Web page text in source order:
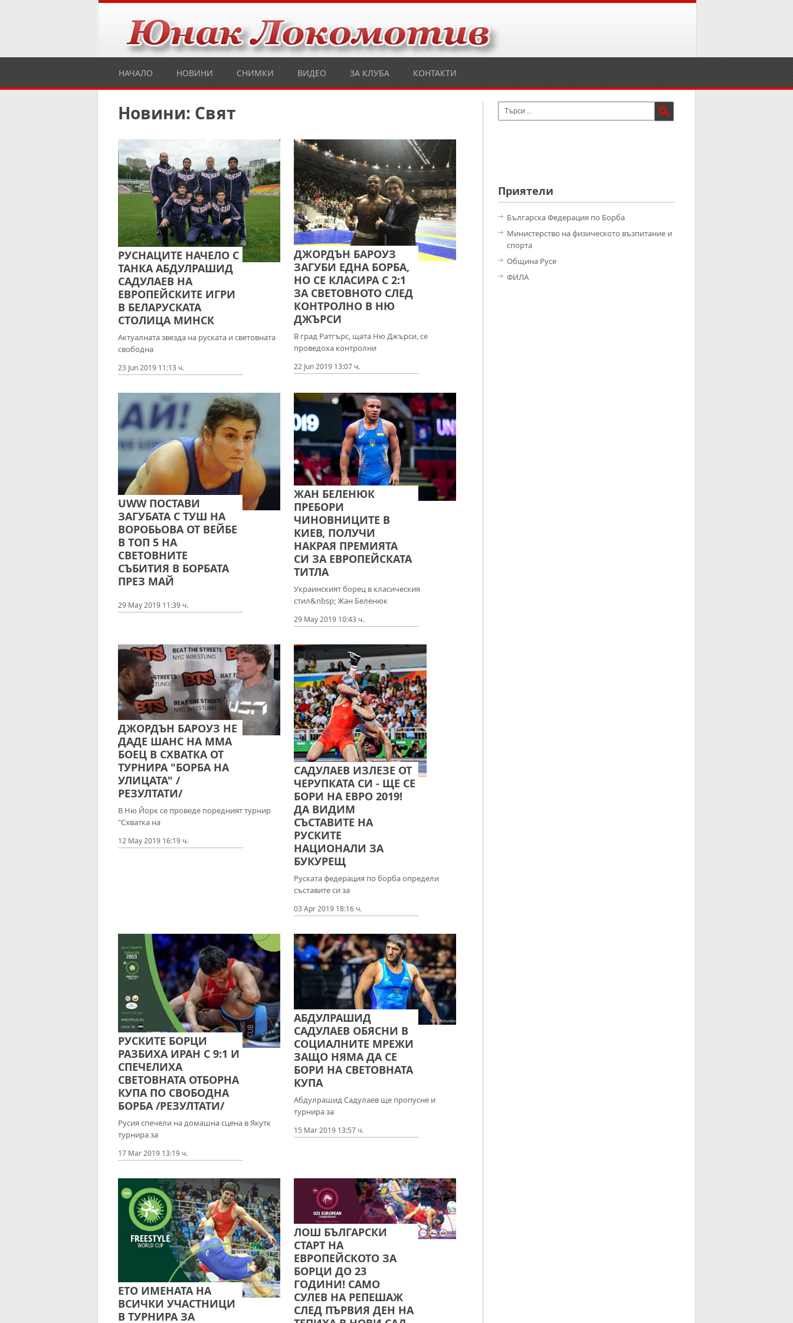
НАЧАЛО НОВИНИ СНИМКИ ВИДЕО ЗА КЛУБА КОНТАКТИ
Новини: Свят
РУСНАЦИТЕ НАЧЕЛО С
ТАНКА АБДУЛРАШИД
САДУЛАЕВ НА
ЕВРОПЕЙСКИТЕ ИГРИ
В БЕЛАРУСКАТА
СТОЛИЦА МИНСК
Актуалната звезда на руската и световната
свободна
23 Jun 2019 11:13 ч.
ДЖОРДЪН БАРОУЗ
ЗАГУБИ ЕДНА БОРБА,
НО СЕ КЛАСИРА С 2:1
ЗА СВЕТОВНОТО СЛЕД
КОНТРОЛНО В НЮ
ДЖЪРСИ
В град Ратгърс, щата Ню Джърси, се
проведоха контролни
22 Jun 2019 13:07 ч.
UWW ПОСТАВИ
ЗАГУБАТА С ТУШ НА
ВОРОБЬОВА ОТ ВЕЙБЕ
В ТОП 5 НА
СВЕТОВНИТЕ
СЪБИТИЯ В БОРБАТА
ПРЕЗ МАЙ
29 May 2019 11:39 ч.
ЖАН БЕЛЕНЮК
ПРЕБОРИ
ЧИНОВНИЦИТЕ В
КИЕВ, ПОЛУЧИ
НАКРАЯ ПРЕМИЯТА
СИ ЗА ЕВРОПЕЙСКАТА
ТИТЛА
Украинският борец в класическия
стил&nbsp; Жан Беленюк
29 May 2019 10:43 ч.
ДЖОРДЪН БАРОУЗ НЕ
ДАДЕ ШАНС НА ММА
БОЕЦ В СХВАТКА ОТ
ТУРНИРА "БОРБА НА
УЛИЦАТА" /
РЕЗУЛТАТИ/
В Ню Йорк се проведе поредният турнир
"Схватка на
12 May 2019 16:19 ч.
САДУЛАЕВ ИЗЛЕЗЕ ОТ
ЧЕРУПКАТА СИ - ЩЕ СЕ
БОРИ НА ЕВРО 2019!
ДА ВИДИМ
СЪСТАВИТЕ НА
РУСКИТЕ
НАЦИОНАЛИ ЗА
БУКУРЕЩ
Руската федерация по борба определи
съставите си за
03 Apr 2019 18:16 ч.
РУСКИТЕ БОРЦИ
РАЗБИХА ИРАН С 9:1 И
СПЕЧЕЛИХА
СВЕТОВНАТА ОТБОРНА
КУПА ПО СВОБОДНА
БОРБА /РЕЗУЛТАТИ/
Русия спечели на домашна сцена в Якутк
турнира за
17 Mar 2019 13:19 ч.
АБДУЛРАШИД
САДУЛАЕВ ОБЯСНИ В
СОЦИАЛНИТЕ МРЕЖИ
ЗАЩО НЯМА ДА СЕ
БОРИ НА СВЕТОВНАТА
КУПА
Абдулрашид Садулаев ще пропусне и
турнира за
15 Mar 2019 13:57 ч.
ЕТО ИМЕНАТА НА
ВСИЧКИ УЧАСТНИЦИ
В ТУРНИРА ЗА
ЛОШ БЪЛГАРСКИ
СТАРТ НА
ЕВРОПЕЙСКОТО ЗА
БОРЦИ ДО 23
ГОДИНИ! САМО
СУЛЕВ НА РЕПЕШАЖ
СЛЕД ПЪРВИЯ ДЕН НА
Приятели
Българска Федерация по Борба
Министерство на физическото възпитание и
спорта
Община Русе
ФИЛА